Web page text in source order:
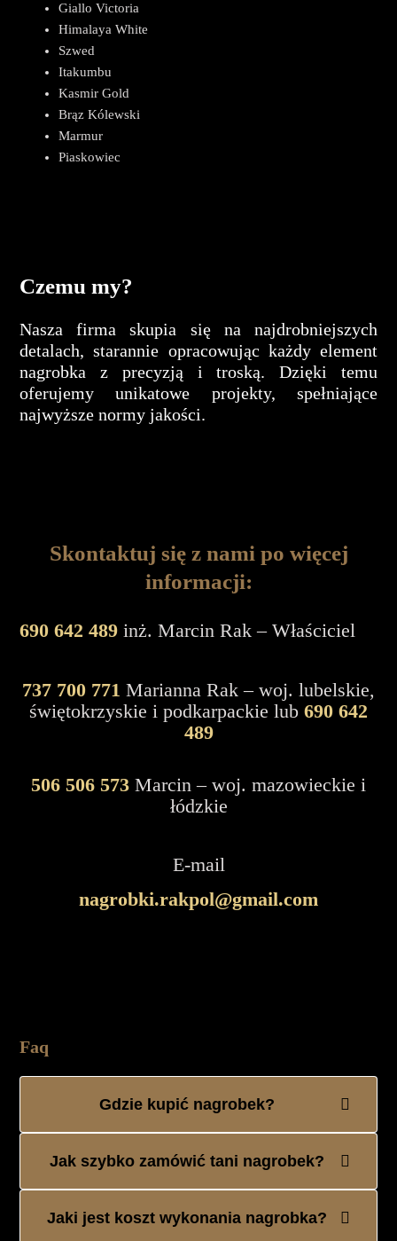
Giallo Victoria
Himalaya White
Szwed
Itakumbu
Kasmir Gold
Brąz Kólewski
Marmur
Piaskowiec
Czemu my?
Nasza firma skupia się na najdrobniejszych
detalach, starannie opracowując każdy element
nagrobka z precyzją i troską. Dzięki temu
oferujemy unikatowe projekty, spełniające
najwyższe normy jakości.
Skontaktuj się z nami po więcej
informacji:
690 642 489inż. Marcin Rak – Właściciel
737 700 771 Marianna Rak – woj. lubelskie,
świętokrzyskie i podkarpackie lub 690 642
489
506 506 573 Marcin – woj. mazowieckie i
łódzkie
E-mail
nagrobki.rakpol@gmail.com
Faq
Gdzie kupić nagrobek?
Jak szybko zamówić tani nagrobek?
Jaki jest koszt wykonania nagrobka?